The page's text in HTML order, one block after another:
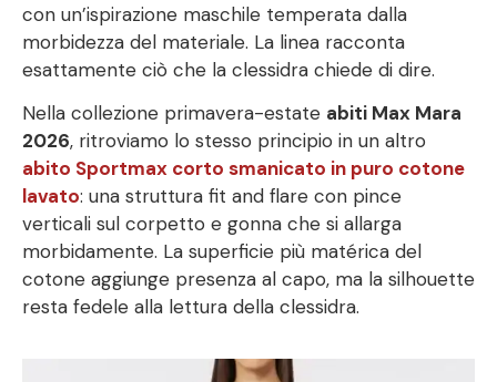
con un’ispirazione maschile temperata dalla
morbidezza del materiale. La linea racconta
esattamente ciò che la clessidra chiede di dire.
Nella collezione primavera-estate abiti Max Mara
2026, ritroviamo lo stesso principio in un altro
abito Sportmax corto smanicato in puro cotone
lavato: una struttura fit and flare con pince
verticali sul corpetto e gonna che si allarga
morbidamente. La superficie più matérica del
cotone aggiunge presenza al capo, ma la silhouette
resta fedele alla lettura della clessidra.